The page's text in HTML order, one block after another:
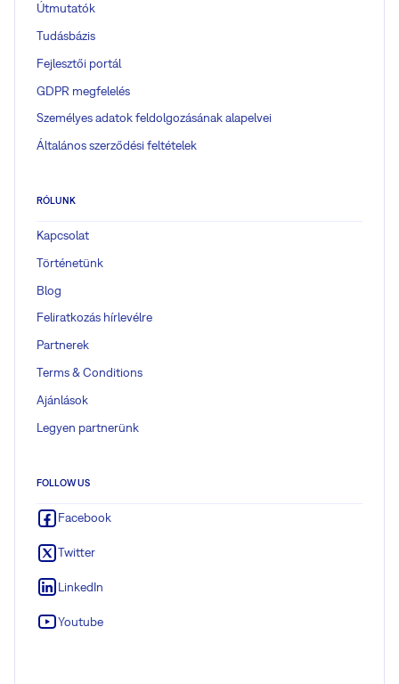
Útmutatók
Tudásbázis
Fejlesztői portál
GDPR megfelelés
Személyes adatok feldolgozásának alapelvei
Általános szerződési feltételek
RÓLUNK
Kapcsolat
Történetünk
Blog
Feliratkozás hírlevélre
Partnerek
Terms & Conditions
Ajánlások
Legyen partnerünk
FOLLOW US
Facebook
Twitter
LinkedIn
Youtube